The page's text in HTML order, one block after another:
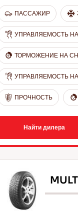
ПАССАЖИР
УПРАВЛЯЕМОСТЬ
ТОРМОЖЕНИЕ НА
УПРАВЛЯЕМОСТЬ
ПРОЧНОСТЬ
Найти дилера